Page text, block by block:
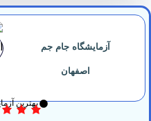
آزمایشگاه جام جم
بهترین آزمایشگاه یزد